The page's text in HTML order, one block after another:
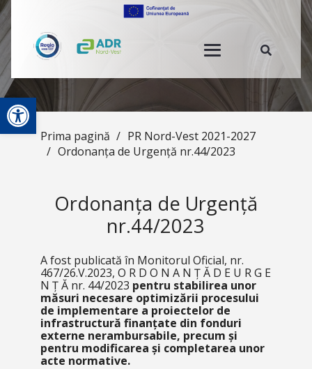
Deschide bara de unelte
Prima pagină / PR Nord-Vest 2021-2027
/ Ordonanța de Urgență nr.44/2023
Ordonanța de Urgență
nr.44/2023
A fost publicată în Monitorul Oficial, nr.
467/26.V.2023, O R D O N A N Ț Ă D E U R G E
N Ț Ă nr. 44/2023 pentru stabilirea unor
măsuri necesare optimizării procesului
de implementare a proiectelor de
infrastructură finanțate din fonduri
externe nerambursabile, precum și
pentru modificarea și completarea unor
acte normative.